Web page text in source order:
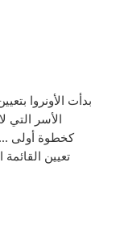
بدأت الأونروا
الأسر التي
كخطوة أولى ...
تعيين